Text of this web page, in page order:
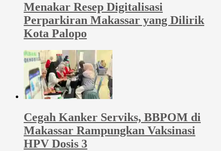
Menakar Resep Digitalisasi
Perparkiran Makassar yang Dilirik
Kota Palopo
Cegah Kanker Serviks, BBPOM di
Makassar Rampungkan Vaksinasi
HPV Dosis 3